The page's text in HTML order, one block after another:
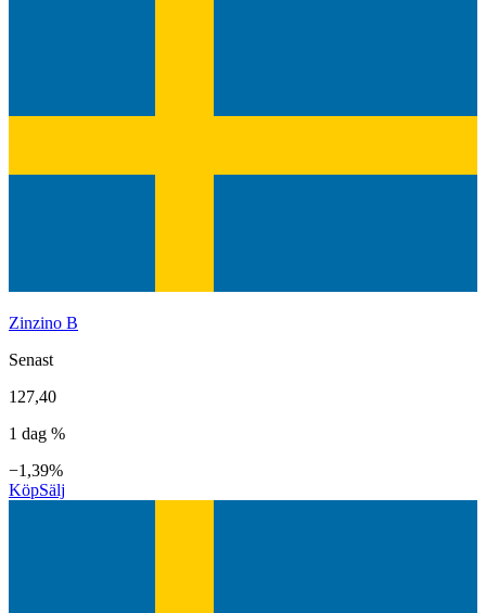
Zinzino B
Senast
127,40
1 dag %
−1,39%
KöpSälj